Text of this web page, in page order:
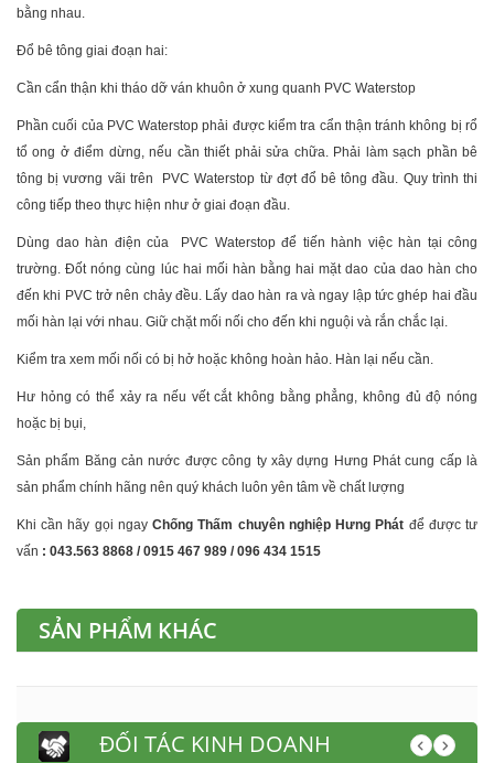
bằng nhau.
Đổ bê tông giai đoạn hai:
Cần cẩn thận khi tháo dỡ ván khuôn ở xung quanh PVC Waterstop
Phần cuối của PVC Waterstop phải được kiểm tra cẩn thận tránh không bị rổ
tổ ong ở điểm dừng, nếu cần thiết phải sửa chữa. Phải làm sạch phần bê
tông bị vương vãi trên PVC Waterstop từ đợt đổ bê tông đầu. Quy trình thi
công tiếp theo thực hiện như ở giai đoạn đầu.
Dùng dao hàn điện của PVC Waterstop để tiến hành việc hàn tại công
trường. Đốt nóng cùng lúc hai mối hàn bằng hai mặt dao của dao hàn cho
đến khi PVC trở nên chảy đều. Lấy dao hàn ra và ngay lập tức ghép hai đầu
mối hàn lại với nhau. Giữ chặt mối nối cho đến khi nguội và rắn chắc lại.
Kiểm tra xem mối nối có bị hở hoặc không hoàn hảo. Hàn lại nếu cần.
Hư hỏng có thể xảy ra nếu vết cắt không bằng phẳng, không đủ độ nóng
hoặc bị bụi,
Sản phẩm Băng cản nước được công ty xây dựng Hưng Phát cung cấp là
sản phẩm chính hãng nên quý khách luôn yên tâm về chất lượng
Khi cần hãy gọi ngayChống Thấm chuyên nghiệpHưng Phát để được tư
vấn : 043.563 8868 / 0915 467 989 / 096 434 1515
SẢN PHẨM KHÁC
ĐỐI TÁC KINH DOANH